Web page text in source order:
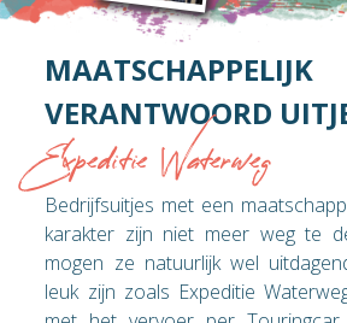
MAATSCHAPPELIJK
VERANTWOORD
Expeditie Waterweg
Bedrijfsuitjes met een
karakter zijn niet meer weg te
mogen ze natuurlijk wel
leuk zijn zoals Expeditie